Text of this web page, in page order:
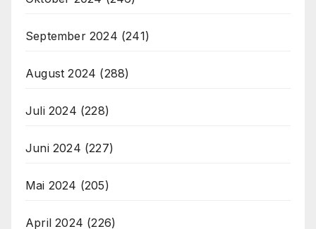
September 2024 (241)
August 2024 (288)
Juli 2024 (228)
Juni 2024 (227)
Mai 2024 (205)
April 2024 (226)